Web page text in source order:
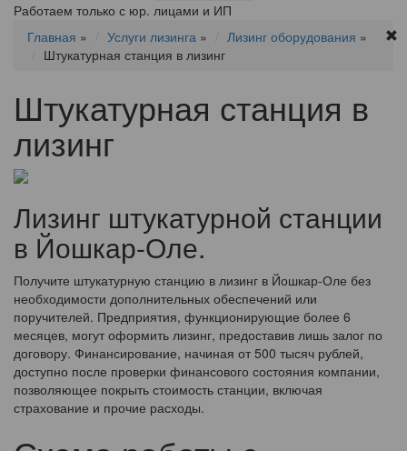
Работаем только с юр. лицами и ИП
Главная » Услуги лизинга » Лизинг оборудования »
Штукатурная станция в лизинг
Штукатурная станция в
лизинг
Лизинг штукатурной станции
в Йошкар-Оле.
Получите штукатурную станцию в лизинг в Йошкар-Оле без
необходимости дополнительных обеспечений или
поручителей. Предприятия, функционирующие более 6
месяцев, могут оформить лизинг, предоставив лишь залог по
договору. Финансирование, начиная от 500 тысяч рублей,
доступно после проверки финансового состояния компании,
позволяющее покрыть стоимость станции, включая
страхование и прочие расходы.